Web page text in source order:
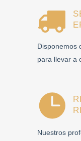
Disponemos
para llevar a
Nuestros